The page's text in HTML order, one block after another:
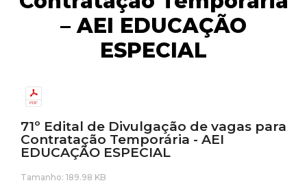
– AEI EDUCAÇÃO
ESPECIAL
71º Edital de Divulgação de vagas para
Contratação Temporária - AEI
EDUCAÇÃO ESPECIAL
Tamanho: 189.98 KB